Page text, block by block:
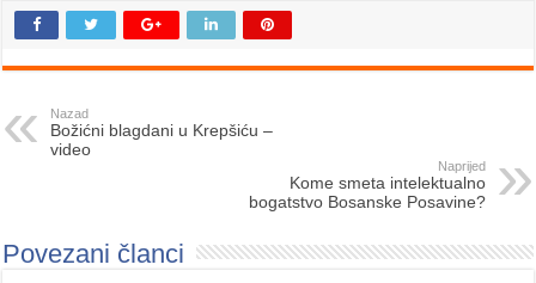
Nazad
Božićni blagdani u Krepšiću –
video
Naprijed
Kome smeta intelektualno
bogatstvo Bosanske Posavine?
Povezani članci